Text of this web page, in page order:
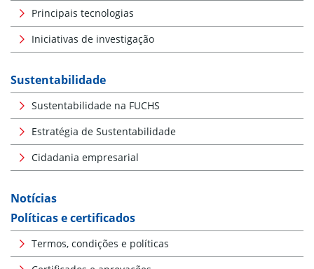
Principais tecnologias
Iniciativas de investigação
Sustentabilidade
Sustentabilidade na FUCHS
Estratégia de Sustentabilidade
Cidadania empresarial
Notícias
Políticas e certificados
Termos, condições e políticas